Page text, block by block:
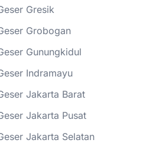
Gresik
Grobogan
Gunungkidul
Indramayu
Jakarta Barat
Jakarta Pusat
Jakarta Selatan